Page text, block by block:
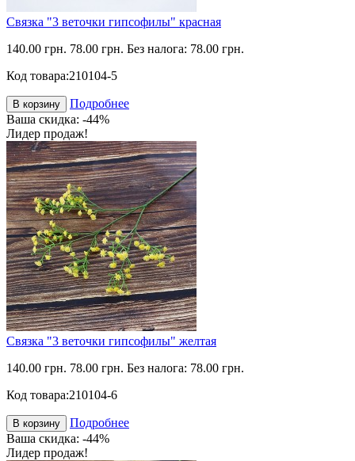
Связка "3 веточки гипсофилы" красная
140.00 грн. 78.00 грн. Без налога: 78.00 грн.
Код товара:210104-5
В корзину
Подробнее
Ваша скидка: -44%
Лидер продаж!
Связка "3 веточки гипсофилы" желтая
140.00 грн. 78.00 грн. Без налога: 78.00 грн.
Код товара:210104-6
В корзину
Подробнее
Ваша скидка: -44%
Лидер продаж!